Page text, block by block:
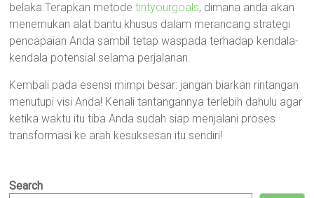
belaka.Terapkan metodetintyourgoals, dimana anda akan
menemukan alat bantu khusus dalam merancang strategi
pencapaian Anda sambil tetap waspada terhadap kendala-
kendala potensial selama perjalanan.
Kembali pada esensi mimpi besar: jangan biarkan rintangan
menutupi visi Anda! Kenali tantangannya terlebih dahulu agar
ketika waktu itu tiba Anda sudah siap menjalani proses
transformasi ke arah kesuksesan itu sendiri!
Search